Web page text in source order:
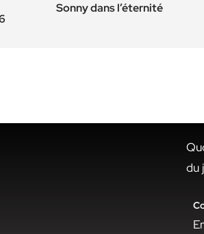
Sonny dans l’éternité
du